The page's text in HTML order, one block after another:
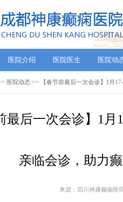
医院介绍 医院医生 医院动
医院动态 >> 【春节前最后一次会诊】1月
最后一次会诊】1
亲临会诊，助力
来源：四川神康癫痫医